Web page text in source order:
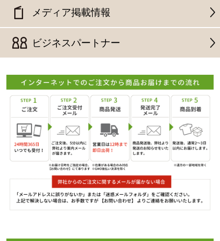
メディア掲載情報
ビジネスパートナー